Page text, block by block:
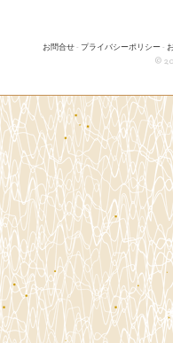
お問合せ- プライバシーポリシー-
©